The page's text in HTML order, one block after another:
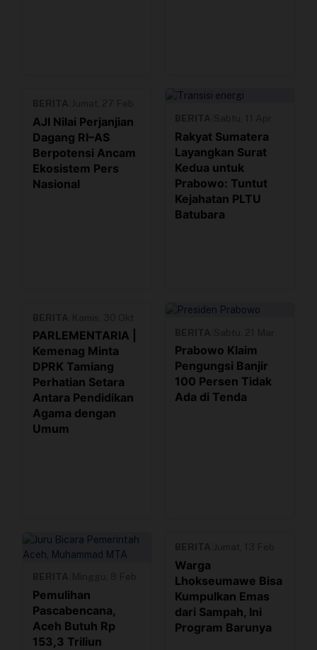
AJI Nilai Perjanjian
Dagang RI–AS
Berpotensi Ancam
Ekosistem Pers
Nasional
Rakyat Sumatera
Layangkan Surat
Kedua untuk
Prabowo: Tuntut
Kejahatan PLTU
Batubara
PARLEMENTARIA |
Kemenag Minta
DPRK Tamiang
Perhatian Setara
Antara Pendidikan
Agama dengan
Umum
Prabowo Klaim
Pengungsi Banjir
100 Persen Tidak
Ada di Tenda
Pemulihan
Pascabencana,
Aceh Butuh Rp
153,3 Triliun
Warga
Lhokseumawe Bisa
Kumpulkan Emas
dari Sampah, Ini
Program Barunya